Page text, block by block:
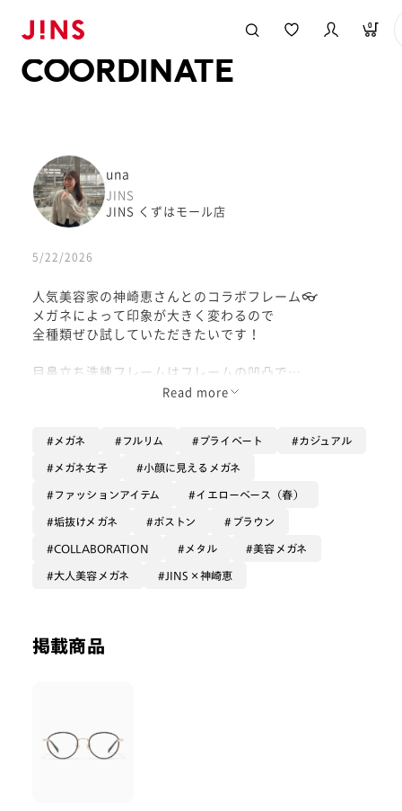
0
COORDINATE
una
JINS
JINS くずはモール店
5/22/2026
人気美容家の神崎恵さんとのコラボフレーム👓
メガネによって印象が大きく変わるので
全種類ぜひ試していただきたいです！
目鼻立ち洗練フレームはフレームの凹凸で
顔の立体感がいつもよりはっきりする気がします💡
真っ黒ではないところも好きなポイントです🫶
Read more
メガネ フルリム プライベート カジュアル
メガネ女子 小顔に見えるメガネ
ファッションアイテム イエローベース（春）
垢抜けメガネ ボストン ブラウン
COLLABORATION メタル 美容メガネ
大人美容メガネ JINS×神崎恵
掲載商品